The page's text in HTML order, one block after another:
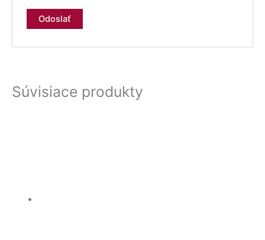
Súvisiace produkty